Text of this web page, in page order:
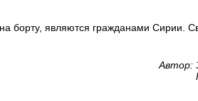
борту, являются гражданами Сирии.
Автор: